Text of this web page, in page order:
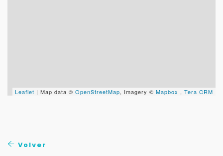
Leaflet | Map data © OpenStreetMap, Imagery © Mapbox , Tera CRM
Volver